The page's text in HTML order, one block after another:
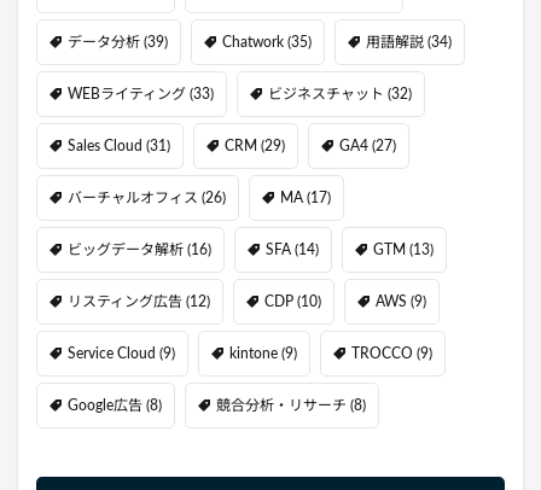
データ分析 (39) Chatwork (35) 用語解説 (34)
WEBライティング (33) ビジネスチャット (32)
Sales Cloud (31) CRM (29) GA4 (27)
バーチャルオフィス (26) MA (17)
ビッグデータ解析 (16) SFA (14) GTM (13)
リスティング広告 (12) CDP (10) AWS (9)
Service Cloud (9) kintone (9) TROCCO (9)
Google広告 (8) 競合分析・リサーチ (8)